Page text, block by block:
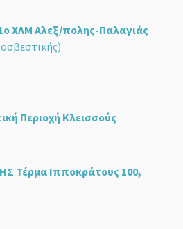
ΧΛΜ Αλεξ/πολης-Παλαγιάς
Περιοχή Κλεισσούς
Τέρμα Ιπποκράτους 100,